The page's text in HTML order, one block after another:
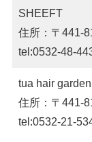
SHEEFT
住所：〒441-
tel:0532-48-
tua hair
住所：〒441-
tel:0532-21-